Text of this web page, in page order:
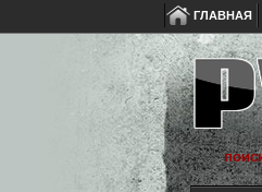
ГЛАВНАЯ